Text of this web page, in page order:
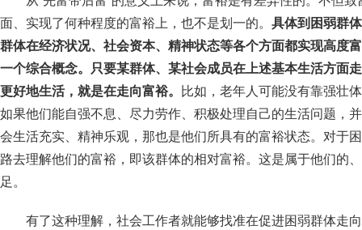
面、实现了何种程度的富裕上，也不是划一的。 具体到困弱群
群体在经济状况、社会资本、精神状态等各个方面都实现高度
一个综合概念。
只要某群体、某社会成员在上述基本生活方面
更好地生活，就是在走向富裕。
比如，老年人可能没有靠强壮
如果他们能自强不息、尽力劳作、积极处理自己的生活问题，
会生活充实、精神乐观，那也是他们所具有的富裕状态。对于
路去理解他们的富裕，即该群体的相对富裕。这是属于他们的
足。
有了这种理解，社会工作者就能够找准在促进困弱群体走